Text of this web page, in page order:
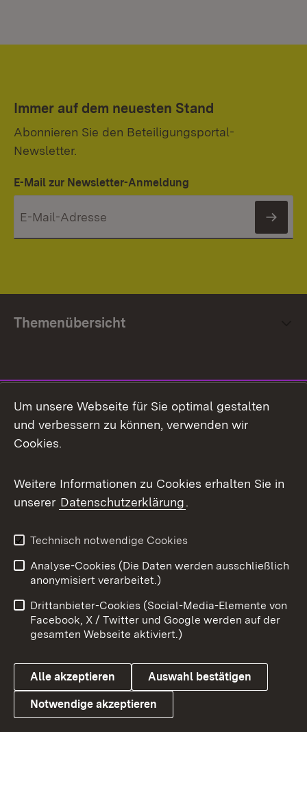
Immer auf dem neuesten Stand
Abonnieren Sie den Beteiligungsportal-
Newsletter.
E-Mail zur Newsletter-Anmeldung
Themenübersicht
Facebook
X / Twitter
Youtube
Link zum Landesportal
Impressum
Kontakt
Barrierefreiheit
Datenschutz
Cookies
Um unsere Webseite für Sie optimal gestalten
und verbessern zu können, verwenden wir
Cookies.
Weitere Informationen zu Cookies erhalten Sie in
unserer Datenschutzerklärung.
Technisch notwendige Cookies
Analyse-Cookies (Die Daten werden ausschließlich
anonymisiert verarbeitet.)
Drittanbieter-Cookies (Social-Media-Elemente von
Facebook, X / Twitter und Google werden auf der
gesamten Webseite aktiviert.)
Alle akzeptieren Auswahl bestätigen
Notwendige akzeptieren